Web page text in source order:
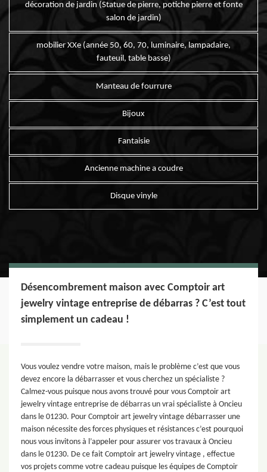
décoration de jardin (Statue de pierre, potiche pierre et fonte
salon de jardin)
mobilier XXe (année 50, 60, 70, luminaire, lampadaire,
fauteuil, table basse)
Manteau de fourrure
Bijoux
Fantaisie
Ancienne machine a coudre
Disque vinyle
Désencombrement maison avec Comptoir art
jewelry vintage entreprise de débarras ? C’est tout
simplement un cadeau !
Vous voulez vendre votre maison, mais le problème c’est que vous
devez encore la débarrasser et vous cherchez un spécialiste ?
Calmez-vous puisque nous avons trouvé pour vous Comptoir art
jewelry vintage entreprise de débarras un vrai spécialiste à Oncieu
dans le 01230. Pour Comptoir art jewelry vintage débarrasser une
maison nécessite des forces physiques et résistances c’est pourquoi
nous vous invitons à l’appeler pour assurer vos travaux à Oncieu
dans le 01230. De ce fait Comptoir art jewelry vintage , effectue
vos projets comme votre cadeau puisque les équipes de Comptoir